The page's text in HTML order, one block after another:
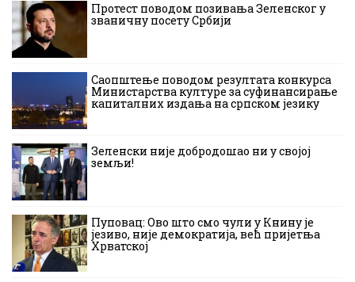
Протест поводом позивања Зеленског у
званичну посету Србији
Саопштење поводом резултата конкурса
Министарства културе за суфинансирање
капиталних издања на српском језику
Зеленски није добродошао ни у својој
земљи!
Пуповац: Ово што смо чули у Книну је
језиво, није демократија, већ пријетња
Хрватској